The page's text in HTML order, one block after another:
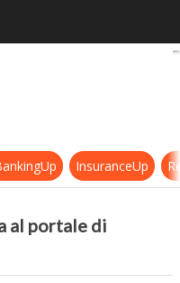
il nastro, via al
InsuranceUp
al portale di